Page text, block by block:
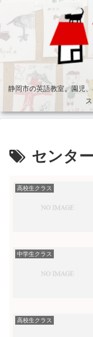
静岡市の英語教室。園児
センタ
高校生クラス
中学生クラス
高校生クラス